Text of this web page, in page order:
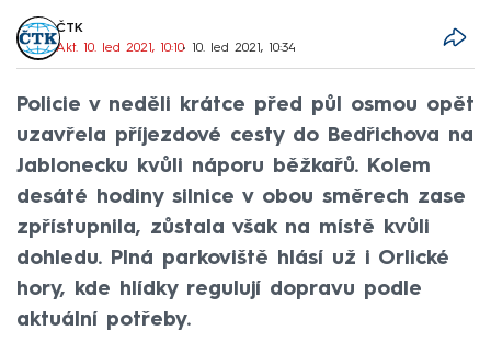
ČTK
Akt. 10. led 2021, 10:10• 10. led 2021, 10:34
Policie v neděli krátce před půl osmou opět
uzavřela příjezdové cesty do Bedřichova na
Jablonecku kvůli náporu běžkařů. Kolem
desáté hodiny silnice v obou směrech zase
zpřístupnila, zůstala však na místě kvůli
dohledu. Plná parkoviště hlásí už i Orlické
hory, kde hlídky regulují dopravu podle
aktuální potřeby.